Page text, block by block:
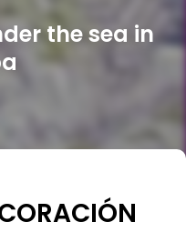
the sea in